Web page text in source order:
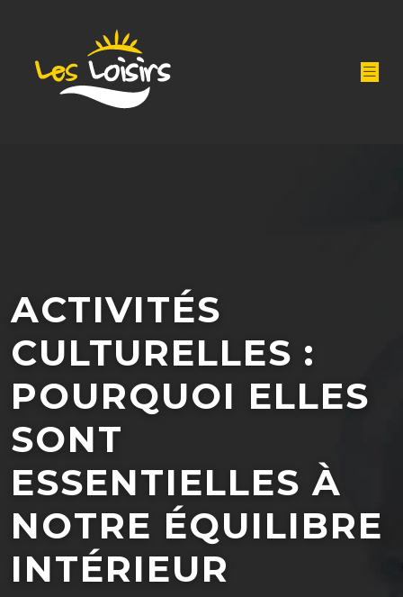
ACTIVITÉS
CULTURELLES :
POURQUOI ELLES
SONT
ESSENTIELLES À
NOTRE ÉQUILIBRE
INTÉRIEUR